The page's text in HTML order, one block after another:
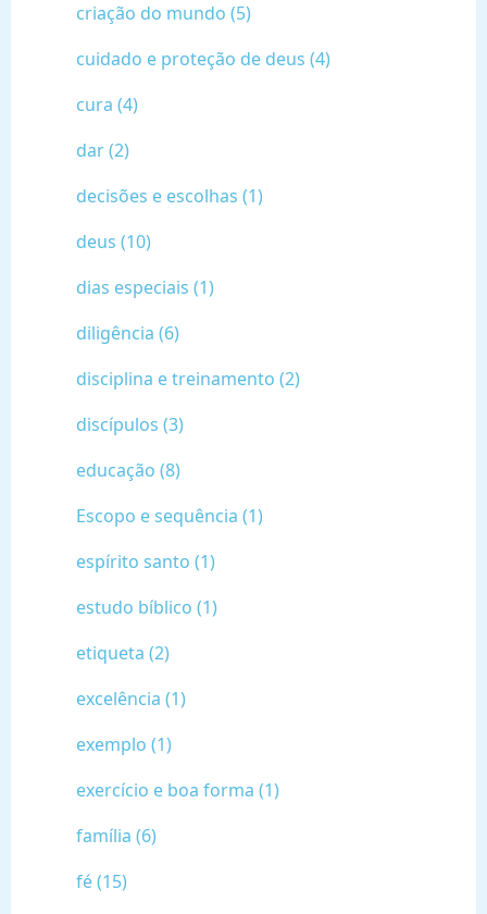
criação do mundo (5)
cuidado e proteção de deus (4)
cura (4)
dar (2)
decisões e escolhas (1)
deus (10)
dias especiais (1)
diligência (6)
disciplina e treinamento (2)
discípulos (3)
educação (8)
Escopo e sequência (1)
espírito santo (1)
estudo bíblico (1)
etiqueta (2)
excelência (1)
exemplo (1)
exercício e boa forma (1)
família (6)
fé (15)